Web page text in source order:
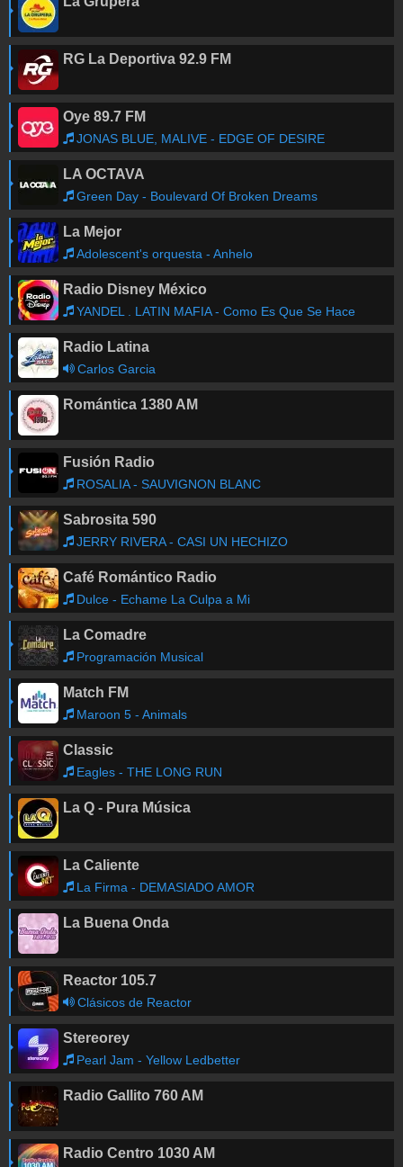
RG La Deportiva 92.9 FM
Oye 89.7 FM
JONAS BLUE, MALIVE - EDGE OF DESIRE
LA OCTAVA
Green Day - Boulevard Of Broken Dreams
La Mejor
Adolescent's orquesta - Anhelo
Radio Disney México
YANDEL . LATIN MAFIA - Como Es Que Se Hace
Radio Latina
Carlos Garcia
Romántica 1380 AM
Fusión Radio
ROSALIA - SAUVIGNON BLANC
Sabrosita 590
JERRY RIVERA - CASI UN HECHIZO
Café Romántico Radio
Dulce - Echame La Culpa a Mi
La Comadre
Programación Musical
Match FM
Maroon 5 - Animals
Classic
Eagles - THE LONG RUN
La Q - Pura Música
La Caliente
La Firma - DEMASIADO AMOR
La Buena Onda
Reactor 105.7
Clásicos de Reactor
Stereorey
Pearl Jam - Yellow Ledbetter
Radio Gallito 760 AM
Radio Centro 1030 AM